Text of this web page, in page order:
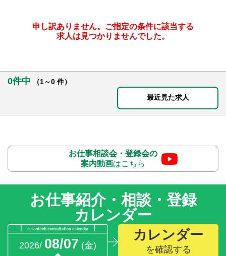
申し訳ありません。ご指定の条件に該当する
求人は見つかりませんでした。
0件中
（1～0 件）
最近見た求人
お仕事相談会・登録会の
案内動画はこちら
お仕事紹介・相談・登録
カレンダー
2026/ 08/07 (金)
カレンダー
を確認する